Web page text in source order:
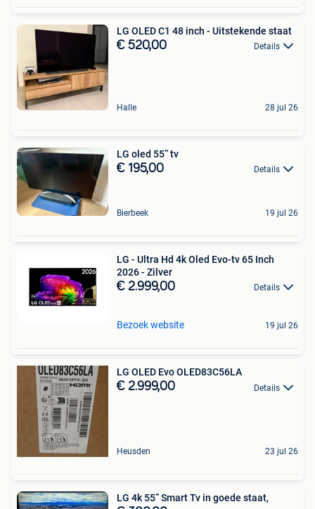
LG OLED C1 48 inch - Uitstekende staat
€ 520,00 Details
Halle 28 jul 26
LG oled 55” tv
€ 195,00 Details
Bierbeek 19 jul 26
LG - Ultra Hd 4k Oled Evo-tv 65 Inch
2026 - Zilver
€ 2.999,00 Details
Bezoek website 19 jul 26
LG OLED Evo OLED83C56LA
€ 2.999,00 Details
Heusden 23 jul 26
LG 4k 55” Smart Tv in goede staat,